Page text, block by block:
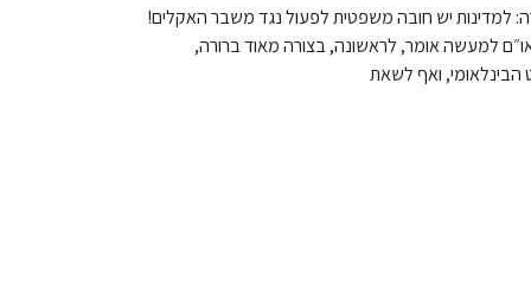
למדינות יש חובה משפטית לפעול נגד משבר האקלים!
למעשה אומר, לראשונה, בצורה מאוד ברורה,
ואף לשאת